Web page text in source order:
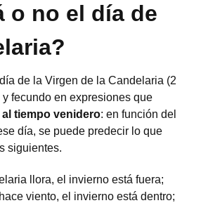
o no el día de
de la Virgen de la Candelaria (2
fecundo en expresiones que
tiempo venidero: en función del
día, se puede predecir lo que
siguientes.
llora, el invierno está fuera;
viento, el invierno está dentro;